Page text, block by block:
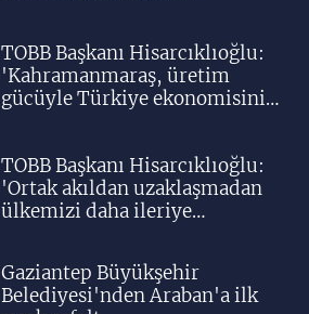
TOBB Başkanı Hisarcıklıoğlu:
'Kahramanmaraş, üretim
gücüyle Türkiye ekonomisinin
TOBB Başkanı Hisarcıklıoğlu:
'Ortak akıldan uzaklaşmadan
ülkemizi daha ileriye
Gaziantep Büyükşehir
Belediyesi'nden Araban'a ilk